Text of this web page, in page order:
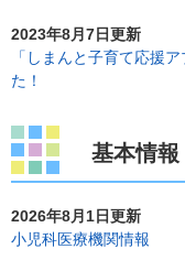
2023年8月7日更新
「しまんと子育て応援
た！
基本情報
2026年8月1日更新
小児科医療機関情報